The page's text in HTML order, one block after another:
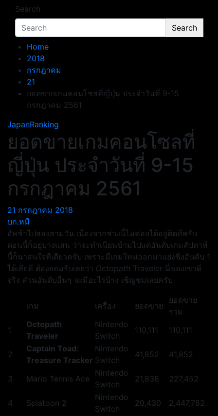
Search
Search
Home
2018
กรกฎาคม
21
ยอดขายเกมคอนโซลที่ญี่ปุ่น ประจำวันที่ 9-15
กรกฎาคม 2561
JapanRanking
ยอดขายเกมคอนโซลที่
ญี่ปุ่น ประจำวันที่ 9-15
กรกฎาคม 2561
21 กรกฎาคม 2018
บก.หมี
อัพช้าไปสองสามวัน เนื่องจากช่วงนี้ไม่ค่อยได้อยู่ติดที่ครับ
ตอนนี้ก็อยู่บางแสน ว่าจะทำเนียนข้ามไปแต่อันดับเกมสัปดาห์
นี้ก็นาสนใจทีเดียวครับ เพราะมีเกมใหม่ออกมาแย่งชิงอันดับ 1
ได้เสียที ต้องยอมรับเลยว่า Octopath Traveler นี่ของเขาดี
จริง ส่วนอันดับอื่นๆ จะมีอะไรบ้าง เชิญชมเลยครับ
เกม เครื่อง ยอดขาย
ยอดขาย
รวม
1
Octopath
Traveler
Nintendo
Switch
110,111 110,111
2
Captain Toad:
Treasure Tracker
Nintendo
Switch
41,852 41,852
3 Mario Tennis Ace
Nintendo
Switch
21,838 227,452
4 Splatoon 2
Nintendo
Switch
20,430 2,447,782